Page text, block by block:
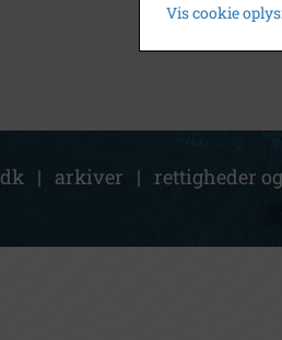
| arkiver | rettigheder
Vis cookie